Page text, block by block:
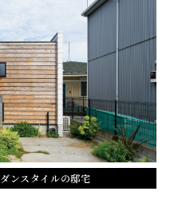
ンスタイルの邸宅